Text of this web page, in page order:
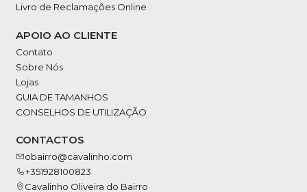
Livro de Reclamações Online
APOIO AO CLIENTE
Contato
Sobre Nós
Lojas
GUIA DE TAMANHOS
CONSELHOS DE UTILIZAÇÃO
CONTACTOS
obairro@cavalinho.com
+351928100823
Cavalinho Oliveira do Bairro